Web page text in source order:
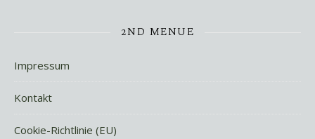
2ND MENUE
Impressum
Kontakt
Cookie-Richtlinie (EU)